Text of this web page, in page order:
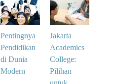
Pentingnya
Pendidikan
di Dunia
Modern
Jakarta
Academics
College:
Pilihan